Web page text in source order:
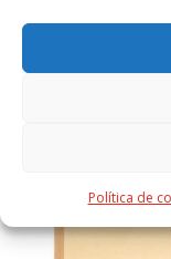
Política de